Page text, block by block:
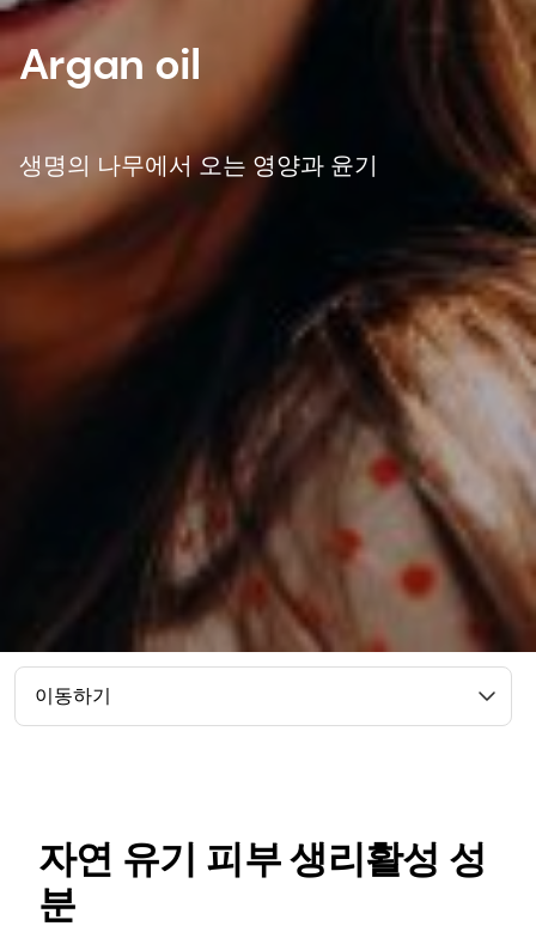
Argan oil
생명의 나무에서 오는 영양과 윤기
이동하기
자연 유기 피부 생리활성 성
분